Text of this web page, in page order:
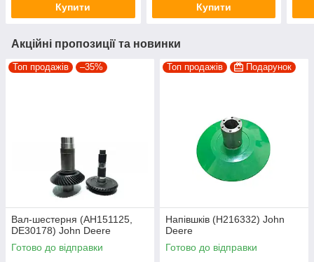
Купити Купити
Акційні пропозиції та новинки
Топ продажів –35%
Вал-шестерня (AH151125,
DE30178) John Deere
Готово до відправки
Топ продажів Подарунок
Напівшків (H216332) John
Deere
Готово до відправки